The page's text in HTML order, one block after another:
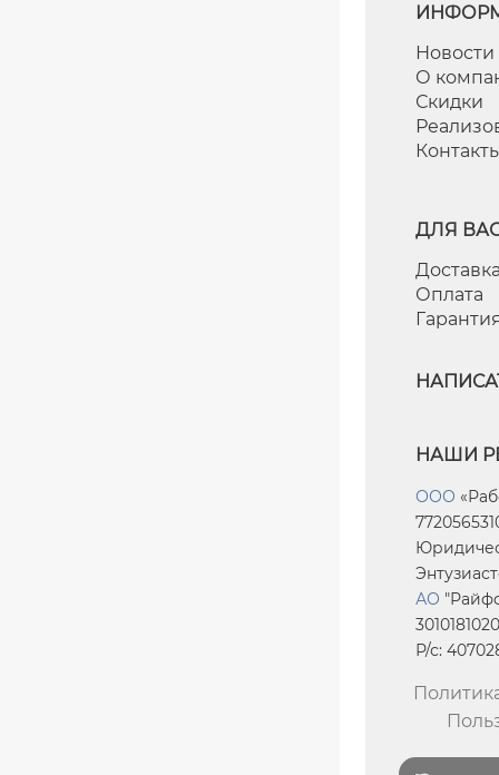
Новости
О
Скидки
ДЛЯ
Оплата
НАШИ
ООО
АО
Р/с: